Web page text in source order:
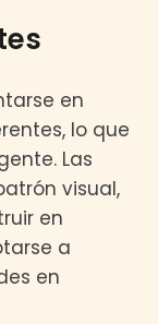
en
lo que
Las
visual,
en
a
en